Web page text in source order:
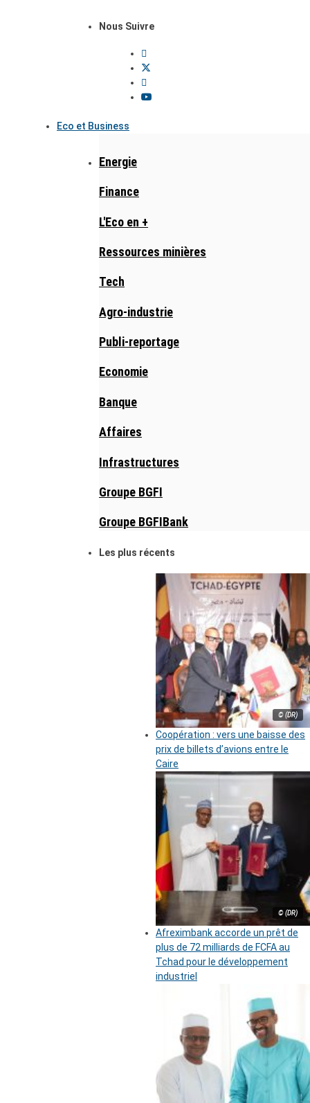
Nous Suivre
Eco et Business
Energie
Finance
L'Eco en +
Ressources minières
Tech
Agro-industrie
Publi-reportage
Economie
Banque
Affaires
Infrastructures
Groupe BGFI
Groupe BGFIBank
Les plus récents
© (DR)
Coopération : vers une baisse des
prix de billets d’avions entre le
Caire
© (DR)
Afreximbank accorde un prêt de
plus de 72 milliards de FCFA au
Tchad pour le développement
industriel